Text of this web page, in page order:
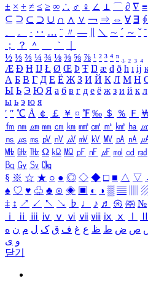
± × ÷ ≠ ≤ ≥ ∞ ∴ ♂ ♀ ∠ ⊥ ⌒ ∂ ∇ ≡
⊆ ⊇ ⊂ ⊃ ∪ ∩ ∧ ∨ ￢ ⇒ ⇔ ∀ ∃ ∮
、
。 · ‥ … ¨ 〃 ― ＼ ∼ ´ ～ ˇ ˘
；
？ ＾ ｀
½ ⅓ ⅔ ¼ ¾ ⅛ ⅜ ⅝ ⅞ ¹ ² ³ ⁴ ⁿ ₁ ₂ ₃ ₄
Æ Ð Ħ Ĳ Ł Ø Œ Þ Ŧ Ŋ æ đ ð ħ ı ĳ
А Б В Г Д Е Ё Ж З И Й К Л М Н
Ы Ь Э Ю Я а б в г д е ё ж з и й к л
ы ь э ю я
′ ″ ℃ Å ￠ ￡ ￥ ¤ ℉ ‰ ＄ ％ Ｆ
㎙ ㎚ ㎛ ㎜ ㎝ ㎞ ㎟ ㎠ ㎡ ㎢ ㏊
㎱ ㎲ ㎳ ㎴ ㎵ ㎶ ㎷ ㎸ ㎹ ㎀ ㎁
㎒ ㎓ ㎔ Ω ㏀ ㏁ ㎊ ㎋ ㎌ ㏖ ㏅ ㎭
㏃ ㏉ ㏜ ㏆
§ ※ ☆ ★ ○ ● ◎ ◇ ◆ □ ■ △ ▽
♠ ♡ ♥ ♧ ♣ ⊙ ◈ ▣ ◐ ◑ ▒ ▤
‡ ↕ ↗ ↙ ↖ ↘ ♭ ♩ ♪ ♬ ㉿ ㈜ №
ⅰ
ⅱ ⅲ ⅳ ⅴ ⅵ ⅶ ⅷ ⅸ ⅹ
ص ض ط ظ ع غ ف ق ک ل م ن ه
و ی
닫기